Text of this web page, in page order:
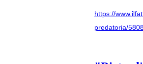
https://
predatoria/